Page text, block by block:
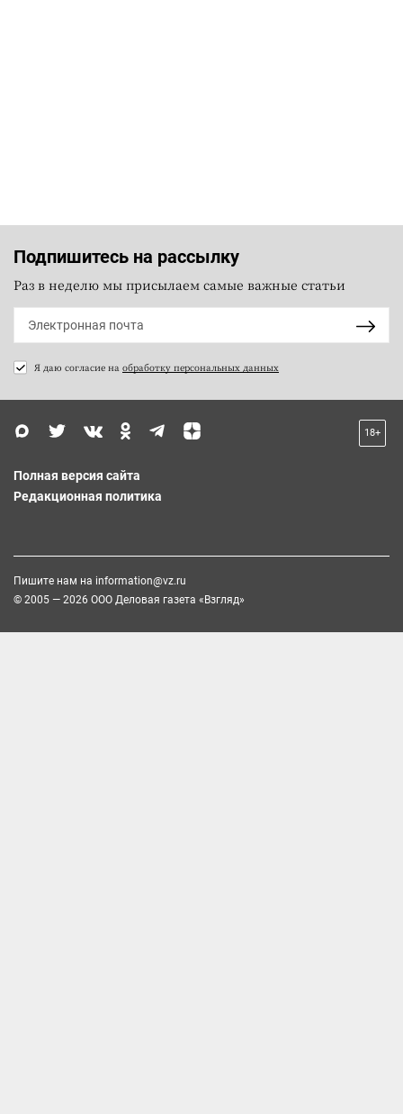
Подпишитесь на рассылку
Раз в неделю мы присылаем самые важные статьи
Я даю согласие на обработку персональных данных
18+
Полная версия сайта
Редакционная политика
Пишите нам на information@vz.ru
© 2005 — 2026 ООО Деловая газета «Взгляд»